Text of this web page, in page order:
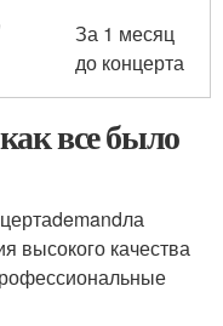
За 1 месяц
до концерта
все было
высокого качества